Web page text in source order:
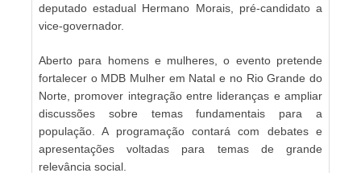
deputado estadual Hermano Morais, pré-candidato a
vice-governador.
Aberto para homens e mulheres, o evento pretende
fortalecer o MDB Mulher em Natal e no Rio Grande do
Norte, promover integração entre lideranças e ampliar
discussões sobre temas fundamentais para a
população. A programação contará com debates e
apresentações voltadas para temas de grande
relevância social.